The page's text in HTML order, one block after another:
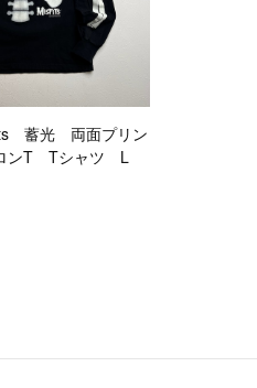
蓄光 両面プリン
ンT Tシャツ L